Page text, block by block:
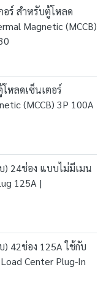
อร์ สำหรับตู้โหลด
Magnetic (MCCB)
โหลดเซ็นเตอร์
(MCCB) 3P 100A
) 24ช่อง แบบไม่มีเมน
125A |
) 42ช่อง 125A ใช้กับ
Center Plug-In